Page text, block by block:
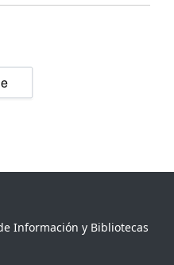
Información y Bibliotecas